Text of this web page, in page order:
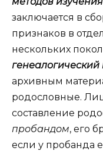
заключается в
признаков в
нескольких
генеалогический
архивным
родословные.
составление
пробандом, его
если у пробанда